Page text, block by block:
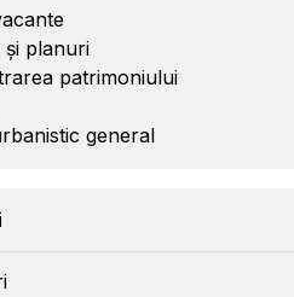
și planuri
patrimoniului
general